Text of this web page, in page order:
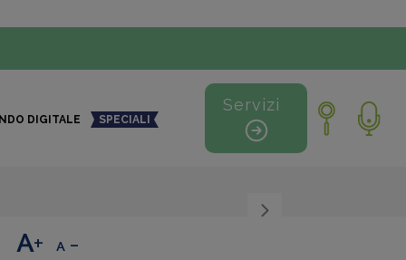
DIGITALE SPECIALI
Servizi
+ -